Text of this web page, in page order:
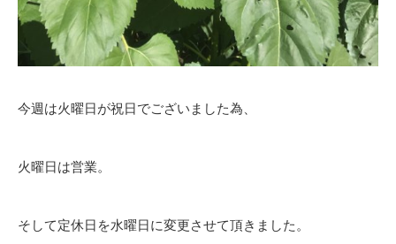
今週は火曜日が祝日でございました為、
火曜日は営業。
そして定休日を水曜日に変更させて頂きました。